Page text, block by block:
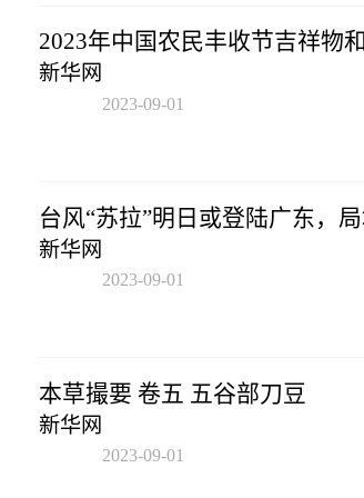
2023年中国农民丰收节吉祥物
新华网
2023-09-01
台风“苏拉”明日或登陆广东，
新华网
2023-09-01
本草撮要 卷五 五谷部刀豆
新华网
2023-09-01